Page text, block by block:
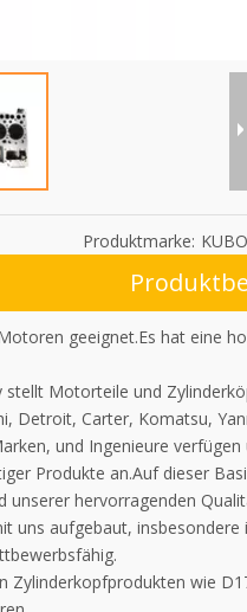
Produktmarke:
geeignet.Es hat eine
stellt Motorteile und
Detroit, Carter, Komatsu,
und Ingenieure
Produkte an.Auf dieser
unserer hervorragenden
uns aufgebaut,
Zylinderkopfprodukten wie